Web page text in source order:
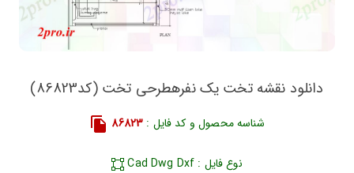
دانلود نقشه تخت یک نفرهطرحی تخت (کد86823)
شناسه محصول و کد فایل : 86823
نوع فایل : Cad Dwg Dxf